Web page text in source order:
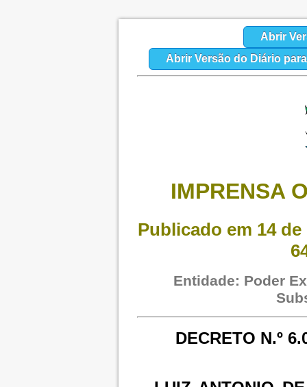
Abrir
Abrir Versão do Diário
IMPRENSA
Publicado em 14
Entidade: Poder
DECRETO N.º